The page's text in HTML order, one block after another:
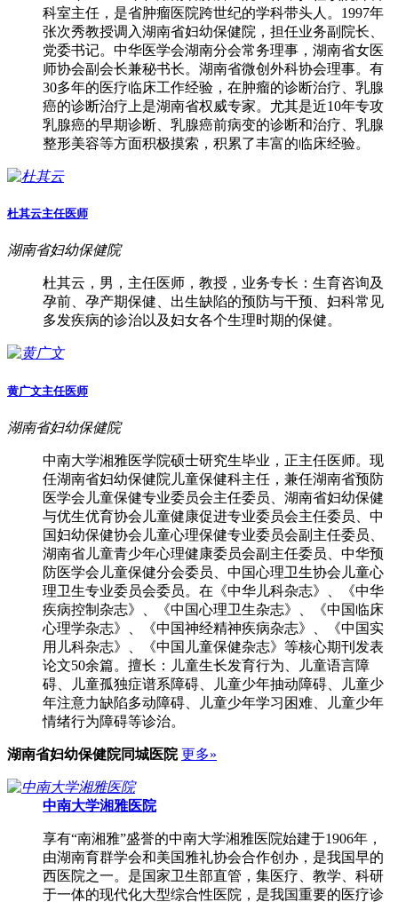
科室主任，是省肿瘤医院跨世纪的学科带头人。1997年
张次秀教授调入湖南省妇幼保健院，担任业务副院长、
党委书记。中华医学会湖南分会常务理事，湖南省女医
师协会副会长兼秘书长。湖南省微创外科协会理事。有
30多年的医疗临床工作经验，在肿瘤的诊断治疗、乳腺
癌的诊断治疗上是湖南省权威专家。尤其是近10年专攻
乳腺癌的早期诊断、乳腺癌前病变的诊断和治疗、乳腺
整形美容等方面积极摸索，积累了丰富的临床经验。
杜其云主任医师
湖南省妇幼保健院
杜其云，男，主任医师，教授，业务专长：生育咨询及
孕前、孕产期保健、出生缺陷的预防与干预、妇科常见
多发疾病的诊治以及妇女各个生理时期的保健。
黄广文主任医师
湖南省妇幼保健院
中南大学湘雅医学院硕士研究生毕业，正主任医师。现
任湖南省妇幼保健院儿童保健科主任，兼任湖南省预防
医学会儿童保健专业委员会主任委员、湖南省妇幼保健
与优生优育协会儿童健康促进专业委员会主任委员、中
国妇幼保健协会儿童心理保健专业委员会副主任委员、
湖南省儿童青少年心理健康委员会副主任委员、中华预
防医学会儿童保健分会委员、中国心理卫生协会儿童心
理卫生专业委员会委员。在《中华儿科杂志》、《中华
疾病控制杂志》、《中国心理卫生杂志》、《中国临床
心理学杂志》、《中国神经精神疾病杂志》、《中国实
用儿科杂志》、《中国儿童保健杂志》等核心期刊发表
论文50余篇。擅长：儿童生长发育行为、儿童语言障
碍、儿童孤独症谱系障碍、儿童少年抽动障碍、儿童少
年注意力缺陷多动障碍、儿童少年学习困难、儿童少年
情绪行为障碍等诊治。
湖南省妇幼保健院同城医院 更多»
中南大学湘雅医院
享有“南湘雅”盛誉的中南大学湘雅医院始建于1906年，
由湖南育群学会和美国雅礼协会合作创办，是我国早的
西医院之一。是国家卫生部直管，集医疗、教学、科研
于一体的现代化大型综合性医院，是我国重要的医疗诊